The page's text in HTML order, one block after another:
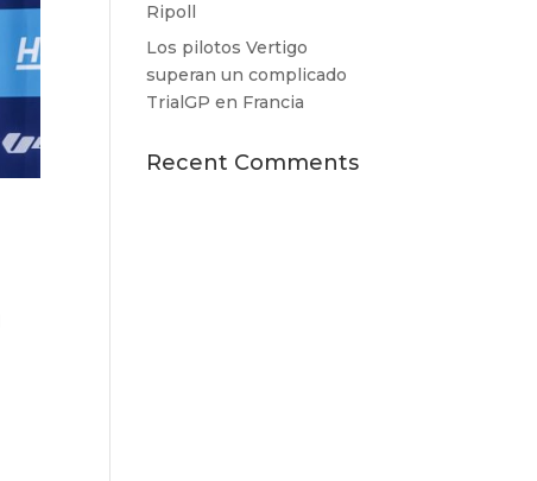
Ripoll
Los pilotos Vertigo
superan un complicado
TrialGP en Francia
Recent Comments